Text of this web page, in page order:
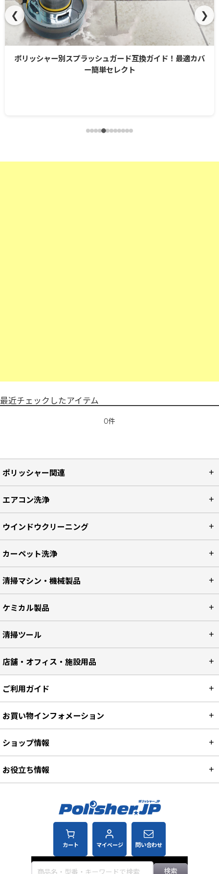
ポリッシャー別スプラッシュガード互換ガイド！最適カバ
ー簡単セレクト
❮ ❯
最近チェックしたアイテム
0件
ポリッシャー関連
エアコン洗浄
ウインドウクリーニング
カーペット洗浄
清掃マシン・機械製品
ケミカル製品
清掃ツール
店舗・オフィス・施設用品
カート マイページ 問い合わせ
検索
ご利用ガイド
お買い物インフォメーション
ショップ情報
お役立ち情報